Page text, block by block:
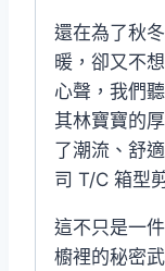
還在為了秋
暖，卻又不
心聲，我們
其林寶寶的
了潮流、舒
司 T/C 箱型
這不只是一
櫥裡的秘密